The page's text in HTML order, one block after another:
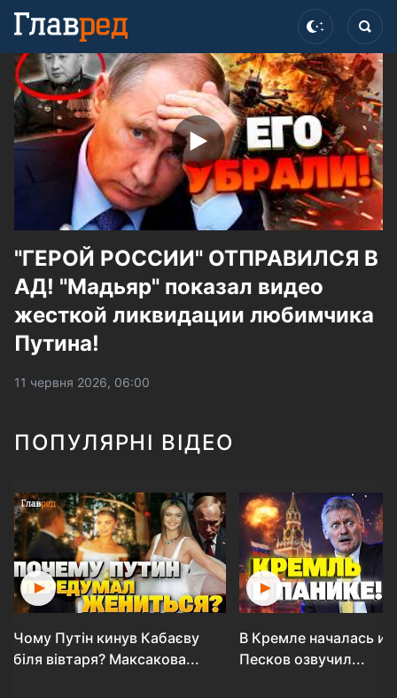
"ГЕРОЙ РОССИИ" ОТПРАВИЛСЯ В
АД! "Мадьяр" показал видео
жесткой ликвидации любимчика
Путина!
11 червня 2026, 06:00
ПОПУЛЯРНІ ВІДЕО
Чому Путін кинув Кабаєву
біля вівтаря? Максакова...
В Кремле началась
Песков озвучил...